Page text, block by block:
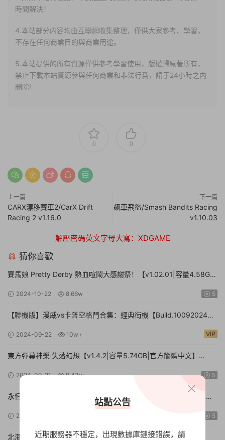
時間解決！
4.本站部分内容均由互聯網收集整理，僅供大家參考、學習，
不存在任何商業目的與商業用途。
5.本站提供的所有資源僅供參考學習使用，版權歸原著所有，
禁止下載本站資源參與任何商業和非法行爲，請于24小時之内
删除!
0 0
上一篇
CARX漂移賽車2/CarX Drift
Racing 2 v1.16.0
下一篇
飙車飛盜/Smash Bandits Racing
v1.10.03
解壓密碼英文字母大寫：XDGAME
猜你喜歡
賽馬娘 Pretty Derby 熱血喧鬧大感謝祭！【v1.02.01|容量4.58GB|
2024-10-22 8.66w 5
【聯機版】漫威vs卡普空格鬥合集：經典街機【Build.10092024聯
Collection: Arcade Classics
2024-09-22 10w+ VIP
東方彈幕神樂 失落幻想【v1.4.2|容量5.74GB|官方簡體中文】
2024-09-21 9.43w 5
永恒之花：心之所向【更新15588738|容量4.44GB|官方簡體中
文|】Everlasting Flowers – Where there is a will, there is a way
2024-09-17 5
北海道連續殺人事件 消失在鄂霍次克 ～追憶流冰 流淚人偶
站點公告
近期服務器不穩定，出現數據庫鏈接錯誤，請